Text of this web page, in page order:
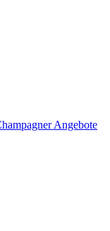
Angebote